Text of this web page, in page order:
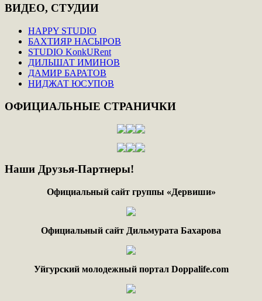
ВИДЕО, СТУДИИ
HAPPY STUDIO
БАХТИЯР НАСЫРОВ
STUDIO KonkURent
ДИЛЬШАТ ИМИНОВ
ДАМИР БАРАТОВ
НИДЖАТ ЮСУПОВ
ОФИЦИАЛЬНЫЕ СТРАНИЧКИ
Наши Друзья-Партнеры!
Официальный сайт группы «Дервиши»
Официальный сайт Дильмурата Бахарова
Уйгурский молодежный портал Doppalife.com